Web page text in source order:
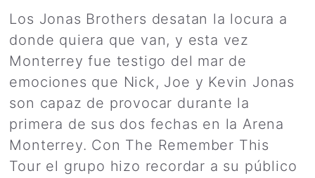
Los Jonas Brothers desatan la locura a
donde quiera que van, y esta vez
Monterrey fue testigo del mar de
emociones que Nick, Joe y Kevin Jonas
son capaz de provocar durante la
primera de sus dos fechas en la Arena
Monterrey. Con The Remember This
Tour el grupo hizo recordar a su público